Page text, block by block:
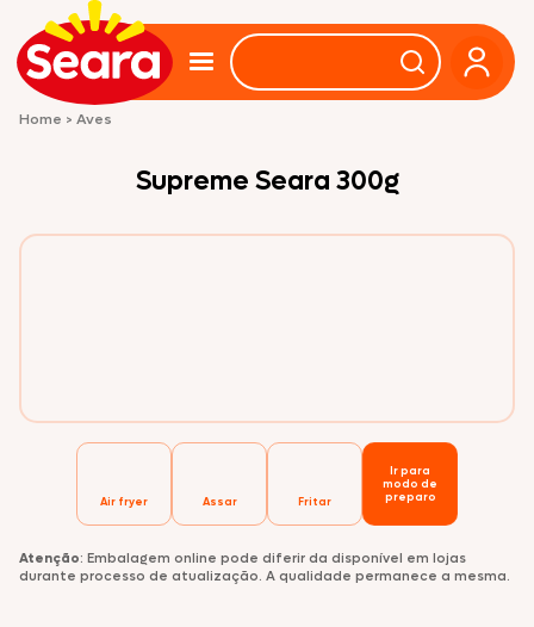
Home > Aves
Supreme Seara 300g
Air fryer Assar Fritar
Ir para
modo de
preparo
Atenção: Embalagem online pode diferir da disponível em lojas
durante processo de atualização. A qualidade permanece a mesma.